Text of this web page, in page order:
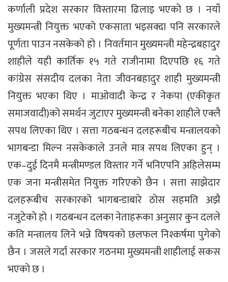
कर्णाली प्रदेश सरकार विस्तारमा ढिलाइ भएको छ । नयाँ
मुख्यमन्त्री नियुक्त भएको एकसाता भइसक्दा पनि सरकारले
पूर्णता पाउन नसकेको हो । निवर्तमान मुख्यमन्त्री महेन्द्रबहादुर
शाहीले यही कार्तिक १५ गते राजीनामा दिएपछि १६ गते
कांग्रेस संसदीय दलका नेता जीवनबहादुर शाही मुख्यमन्त्री
नियुक्त भएका थिए । माओवादी केन्द्र र नेकपा (एकीकृत
समाजवादी)को समर्थन जुटाएर मुख्यमन्त्री बनेका शाहीले एक्लै
सपथ लिएका थिए । सत्ता गठबन्धन दलहरूबीच मन्त्रालयको
भागबन्डा मिल्न नसकेकाले उनले मात्र सपथ लिएका हुन् ।
एक–दुई दिनमै मन्त्रीमण्डल विस्तार गर्ने भनिएपनि अहिलेसम्म
एक जना मन्त्रीसमेत नियुक्त गरिएको छैन । सत्ता साझेदार
दलहरूबीच सरकारको भागबन्डाबारे ठोस सहमति अझै
नजुटेको हो । गठबन्धन दलका नेताहरूका अनुसार कुन दलले
कति मन्त्रालय लिने भन्ने विषयको छलफल निश्कर्षमा पुगेको
छैन । जसले गर्दा सरकार गठनमा मुख्यमन्त्री शाहीलाई सकस
भएको छ ।